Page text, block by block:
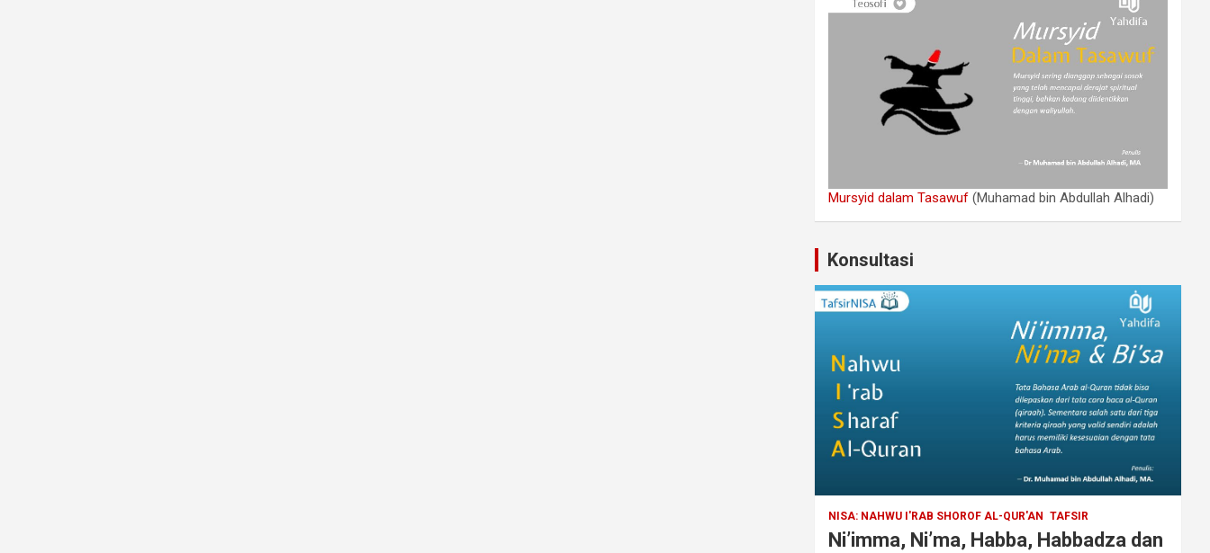
Mursyid dalam Tasawuf (Muhamad bin Abdullah Alhadi)
Konsultasi
NISA: NAHWU I'RAB SHOROF AL-QUR'AN TAFSIR
Ni’imma, Ni’ma, Habba, Habbadza dan